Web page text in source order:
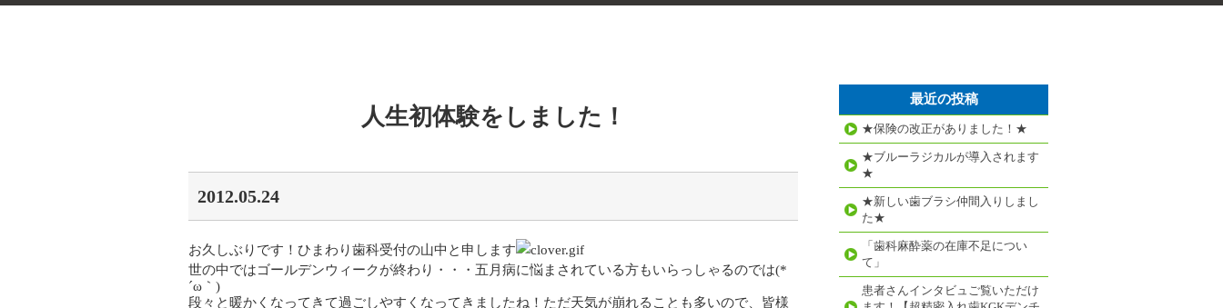
人生初体験をしました！
2012.05.24
お久しぶりです！ひまわり歯科受付の山中と申します
世の中ではゴールデンウィークが終わり・・・五月病に悩まされている方もいらっしゃるのでは(*
´ω｀)
段々と暖かくなってきて過ごしやすくなってきましたね！ただ天気が崩れることも多いので、皆様
最近の投稿
★保険の改正がありました！★
★ブルーラジカルが導入されます
★
★新しい歯ブラシ仲間入りしまし
た★
「歯科麻酔薬の在庫不足につい
て」
患者さんインタビュご覧いただけ